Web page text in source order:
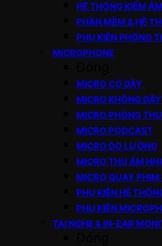
HỆ THỐNG KIỂM
PHẦN MỀM & HỆ
PHỤ KIỆN PHÒNG
MICROPHONE
MICRO CÓ DÂY
MICRO KHÔNG DÂY
MICRO PHÒNG THU
MICRO PODCAST
MICRO ĐO LƯỜNG
MICRO THU ÂM
MICRO QUAY PHIM
PHỤ KIỆN HỆ
PHỤ KIỆN
TAI NGHE & IN-EAR